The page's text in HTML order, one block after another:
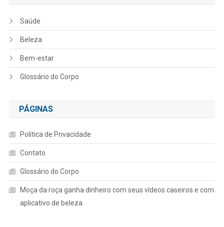
Saúde
Beleza
Bem-estar
Glossário do Corpo
PÁGINAS
Política de Privacidade
Contato
Glossário do Corpo
Moça da roça ganha dinheiro com seus vídeos caseiros e com
aplicativo de beleza